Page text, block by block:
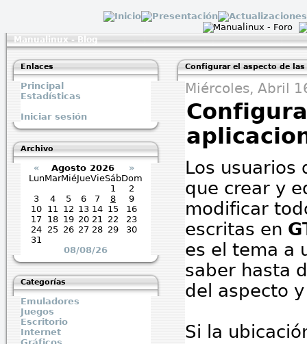
Manualinux - Blog
Enlaces
Principal
Estadísticas
Iniciar sesión
Archivo
« Agosto 2026
»
LunMarMiéJueVieSábDom
1
2
3
4 5 6 7 8
9
10 11 12 13 14 15
16
17 18 19 20 21 22
23
24 25 26 27 28 29
30
31
08/08/26
Categorías
Emuladores
Juegos
Escritorio
Internet
Configurar el aspecto de
Miércoles, Abril
Los usuarios
que crear y
modificar
escritas en
es el tema a
saber hasta
del aspecto
Si la